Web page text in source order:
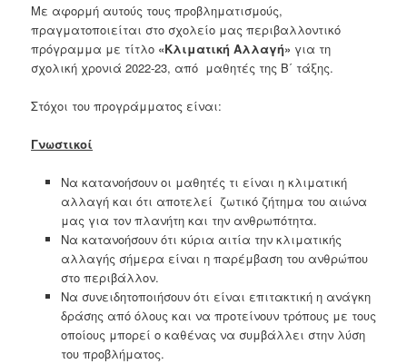
Με αφορμή αυτούς τους προβληματισμούς,
πραγματοποιείται στο σχολείο μας περιβαλλοντικό
πρόγραμμα με τίτλο «Κλιματική Αλλαγή» για τη
σχολική χρονιά 2022-23, από μαθητές της Β΄ τάξης.
Στόχοι του προγράμματος είναι:
Γνωστικοί
Να κατανοήσουν οι μαθητές τι είναι η κλιματική
αλλαγή και ότι αποτελεί ζωτικό ζήτημα του αιώνα
μας για τον πλανήτη και την ανθρωπότητα.
Να κατανοήσουν ότι κύρια αιτία την κλιματικής
αλλαγής σήμερα είναι η παρέμβαση του ανθρώπου
στο περιβάλλον.
Να συνειδητοποιήσουν ότι είναι επιτακτική η ανάγκη
δράσης από όλους και να προτείνουν τρόπους με τους
οποίους μπορεί ο καθένας να συμβάλλει στην λύση
του προβλήματος.